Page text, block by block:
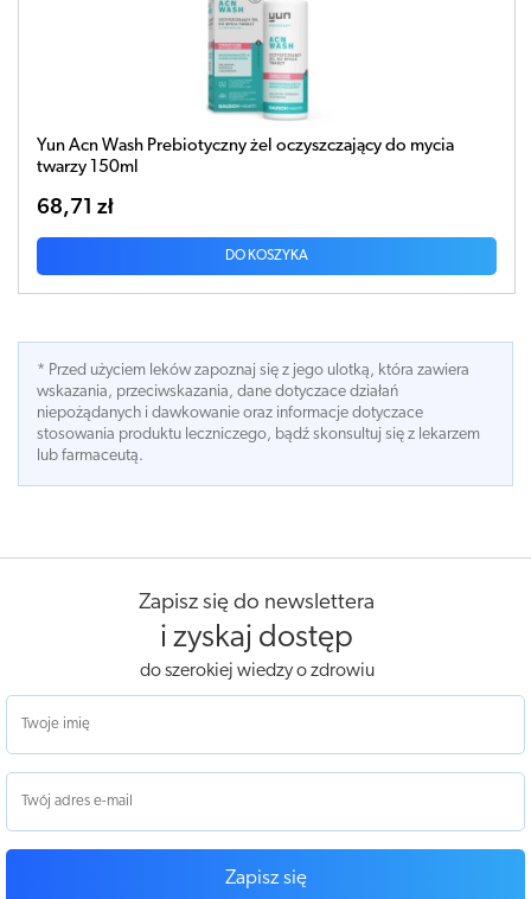
Yun Acn Wash Prebiotyczny żel oczyszczający do mycia
twarzy 150ml
68,71 zł
DO KOSZYKA
* Przed użyciem leków zapoznaj się z jego ulotką, która zawiera
wskazania, przeciwskazania, dane dotyczace działań
niepożądanych i dawkowanie oraz informacje dotyczace
stosowania produktu leczniczego, bądź skonsultuj się z lekarzem
lub farmaceutą.
Zapisz się do newslettera
i zyskaj dostęp
do szerokiej wiedzy o zdrowiu
Zapisz się